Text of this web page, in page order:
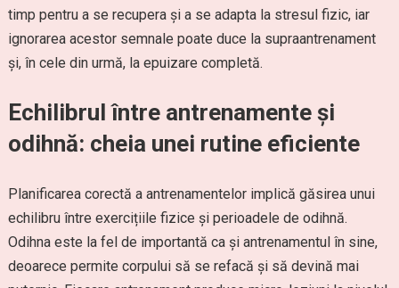
timp pentru a se recupera și a se adapta la stresul fizic, iar
ignorarea acestor semnale poate duce la supraantrenament
și, în cele din urmă, la epuizare completă.
Echilibrul între antrenamente și
odihnă: cheia unei rutine eficiente
Planificarea corectă a antrenamentelor implică găsirea unui
echilibru între exercițiile fizice și perioadele de odihnă.
Odihna este la fel de importantă ca și antrenamentul în sine,
deoarece permite corpului să se refacă și să devină mai